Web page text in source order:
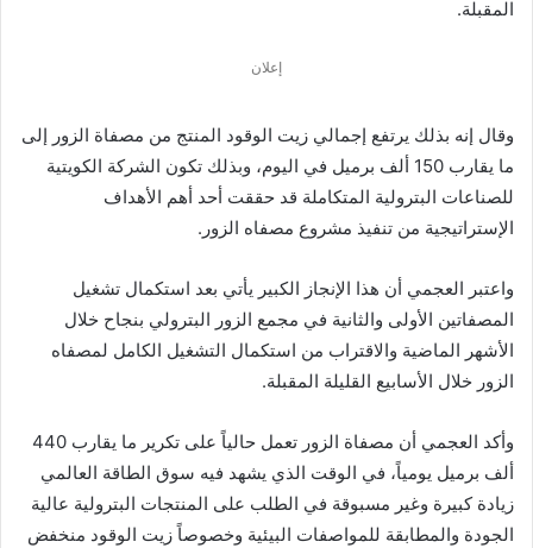
المقبلة.
إعلان
وقال إنه بذلك يرتفع إجمالي زيت الوقود المنتج من مصفاة الزور إلى
ما يقارب 150 ألف برميل في اليوم، وبذلك تكون الشركة الكويتية
للصناعات البترولية المتكاملة قد حققت أحد أهم الأهداف
الإستراتيجية من تنفيذ مشروع مصفاه الزور.
واعتبر العجمي أن هذا الإنجاز الكبير يأتي بعد استكمال تشغيل
المصفاتين الأولى والثانية في مجمع الزور البترولي بنجاح خلال
الأشهر الماضية والاقتراب من استكمال التشغيل الكامل لمصفاه
الزور خلال الأسابيع القليلة المقبلة.
وأكد العجمي أن مصفاة الزور تعمل حالياً على تكرير ما يقارب 440
ألف برميل يومياً، في الوقت الذي يشهد فيه سوق الطاقة العالمي
زيادة كبيرة وغير مسبوقة في الطلب على المنتجات البترولية عالية
الجودة والمطابقة للمواصفات البيئية وخصوصاً زيت الوقود منخفض